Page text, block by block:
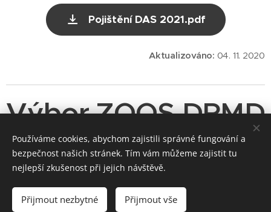
Pojištění DAS 2021.pdf
Aktualizováno: 04. 11. 2020
Výbor ZOOS DPMD
Share
Používáme cookies, abychom zajistili správné fungování a
bezpečnost našich stránek. Tím vám můžeme zajistit tu
nejlepší zkušenost při jejich návštěvě.
Přijmout nezbytné Přijmout vše